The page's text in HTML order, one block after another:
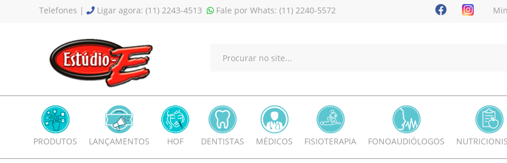
Telefones | Ligar agora: (11) 2243-4513 Fale por Whats: (11) 2240-5572
PRODUTOS LANÇAMENTOS HOF DENTISTAS MÉDICOS FISIOTERAPIA FONOAUDIÓLOGOS